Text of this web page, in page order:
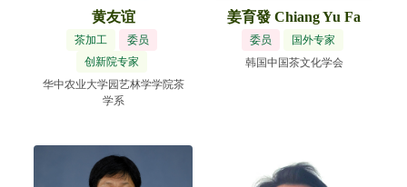
黄友谊
茶加工
委员
创新院专家
华中农业大学园艺林学学院茶
学系
姜育發 Chiang Yu Fa
委员
国外专家
韩国中国茶文化学会